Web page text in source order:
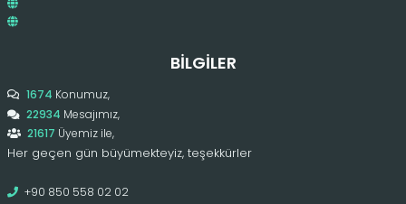
BILGILER
1674 Konumuz,
22934 Mesajımız,
21617 Üyemiz ile,
Her geçen gün büyümekteyiz, teşekkürler
+90 850 558 02 02